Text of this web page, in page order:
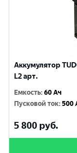
Аккумулятор
L2 арт.
Емкость:60 Ач
Пусковой ток:500
5 800 руб.